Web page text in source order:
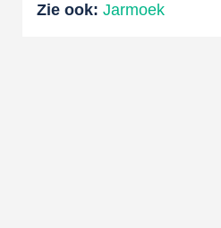
Zie ook: Jarmoek